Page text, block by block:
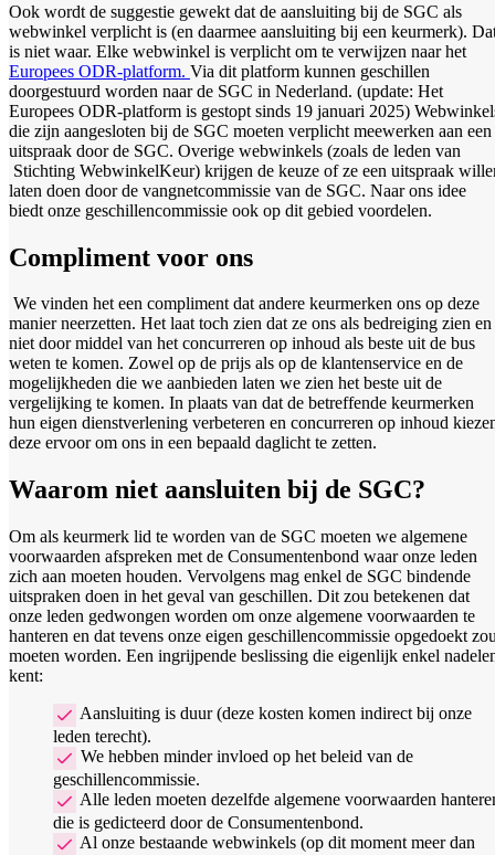
Ook wordt de suggestie gewekt dat de aansluiting bij de SGC als
webwinkel verplicht is (en daarmee aansluiting bij een keurmerk).
is niet waar. Elke webwinkel is verplicht om te verwijzen naar het
Europees ODR-platform. Via dit platform kunnen geschillen
doorgestuurd worden naar de SGC in Nederland. (update: Het
Europees ODR-platform is gestopt sinds 19 januari 2025)
die zijn aangesloten bij de SGC moeten verplicht meewerken aan een
uitspraak door de SGC. Overige webwinkels (zoals de leden van
Stichting WebwinkelKeur) krijgen de keuze of ze een uitspraak
laten doen door de vangnetcommissie van de SGC. Naar ons idee
biedt onze geschillencommissie ook op dit gebied voordelen.
Compliment voor ons
We vinden het een compliment dat andere keurmerken ons op deze
manier neerzetten. Het laat toch zien dat ze ons als bedreiging zien en
niet door middel van het concurreren op inhoud als beste uit de bus
weten te komen. Zowel op de prijs als op de klantenservice en de
mogelijkheden die we aanbieden laten we zien het beste uit de
vergelijking te komen. In plaats van dat de betreffende keurmerken
hun eigen dienstverlening verbeteren en concurreren op inhoud
deze ervoor om ons in een bepaald daglicht te zetten.
Waarom niet aansluiten bij de SGC?
Om als keurmerk lid te worden van de SGC moeten we algemene
voorwaarden afspreken met de Consumentenbond waar onze leden
zich aan moeten houden. Vervolgens mag enkel de SGC bindende
uitspraken doen in het geval van geschillen. Dit zou betekenen dat
onze leden gedwongen worden om onze algemene voorwaarden te
hanteren en dat tevens onze eigen geschillencommissie opgedoekt
moeten worden. Een ingrijpende beslissing die eigenlijk enkel
kent:
Aansluiting is duur (deze kosten komen indirect bij onze
leden terecht).
We hebben minder invloed op het beleid van de
geschillencommissie.
Alle leden moeten dezelfde algemene voorwaarden
die is gedicteerd door de Consumentenbond.
Al onze bestaande webwinkels (op dit moment meer dan